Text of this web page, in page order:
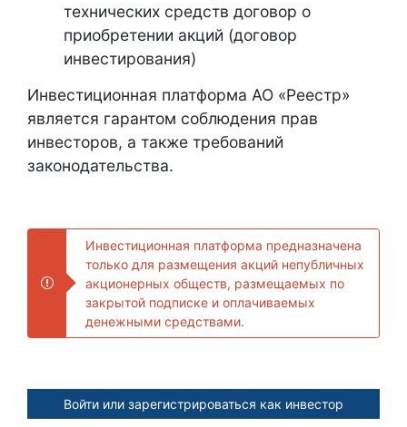
технических средств договор о
приобретении акций (договор
инвестирования)
Инвестиционная платформа АО «Реестр»
является гарантом соблюдения прав
инвесторов, а также требований
законодательства.
Инвестиционная платформа предназначена
только для размещения акций непубличных
акционерных обществ, размещаемых по
закрытой подписке и оплачиваемых
денежными средствами.
Войти или зарегистрироваться как инвестор